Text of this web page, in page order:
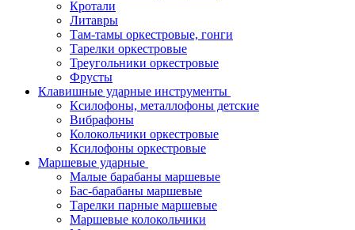
Кротали
Литавры
Там-тамы оркестровые, гонги
Тарелки оркестровые
Треугольники оркестровые
Фрусты
Клавишные ударные инструменты
Ксилофоны, металлофоны детские
Вибрафоны
Колокольчики оркестровые
Ксилофоны оркестровые
Маршевые ударные
Малые барабаны маршевые
Бас-барабаны маршевые
Тарелки парные маршевые
Маршевые колокольчики